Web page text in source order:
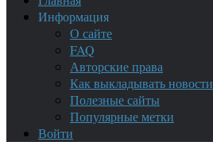
Информация
О сайте
FAQ
Авторские права
Как выкладывать новости
Полезные сайты
Популярные метки
Войти